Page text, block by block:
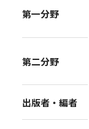
第一分野
第二分野
出版者・編者